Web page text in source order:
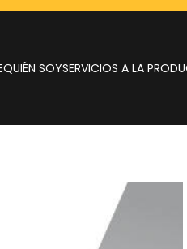
QUIÉN SOYSERVICIOS A LA